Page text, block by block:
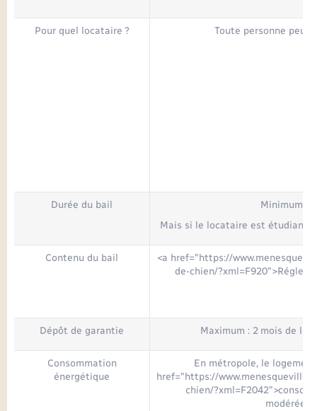
Pour quel locataire ? Toute personne peut
Durée du bail
Minimum :
Mais si le locataire est étudiant,
Contenu du bail
<a href="https://
de-chien/
Dépôt de garantie Maximum : 2 mois de
Consommation
énergétique
En métropole, le
href="https://
chien/
modérée</